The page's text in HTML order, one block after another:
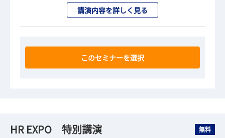
講演内容を詳しく見る
このセミナーを選択
HR EXPO 特別講演 無料